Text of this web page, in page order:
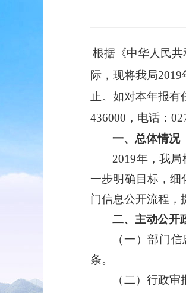
根据《中华人民
际，现将我局2019
止。如对本年报有
436000，电话：
一、总体情况
2019年，我
一步明确目标，细
门信息公开流程，
二、主动公开
（一）部门
条。
（二）行政